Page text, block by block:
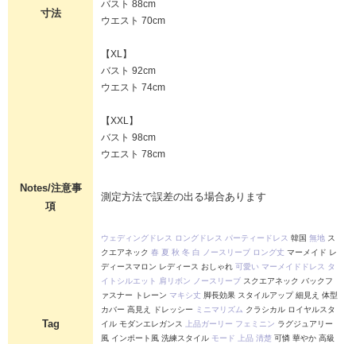
寸法
バスト 88cm
ウエスト 70cm
【XL】
バスト 92cm
ウエスト 74cm
【XXL】
バスト 98cm
ウエスト 78cm
Notes/注意事
項
測定方法で誤差の出る場合あります
Tag
ウェディングドレス ロングドレス パーティードレス 韓国 無地 ス
クエアネック 春 夏 秋 冬 白 ノースリーブ ロング丈 マーメイド レ
ディースマロン レディース おしゃれ 可愛い マーメイドドレス タ
イトシルエット 肩リボン ノースリーブ スクエアネック バックフ
ァスナー トレーン マキシ丈 脚長効果 スタイルアップ 細見え 体型
カバー 高見え ドレッシー
ミニマリズム クラシカル ロイヤルスタ
イル モダンエレガンス
上品ガーリー フェミニン ラグジュアリー
風 インポート風 洗練スタイル モード 上品 清楚 可憐 華やか 高級